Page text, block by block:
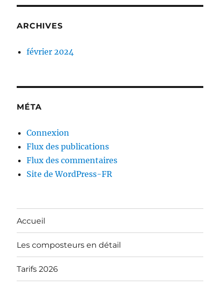
ARCHIVES
février 2024
MÉTA
Connexion
Flux des publications
Flux des commentaires
Site de WordPress-FR
Accueil
Les composteurs en détail
Tarifs 2026